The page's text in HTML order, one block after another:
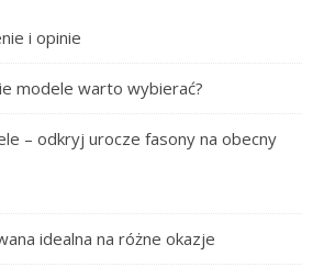
i opinie
modele warto wybierać?
– odkryj urocze fasony na obecny
idealna na różne okazje